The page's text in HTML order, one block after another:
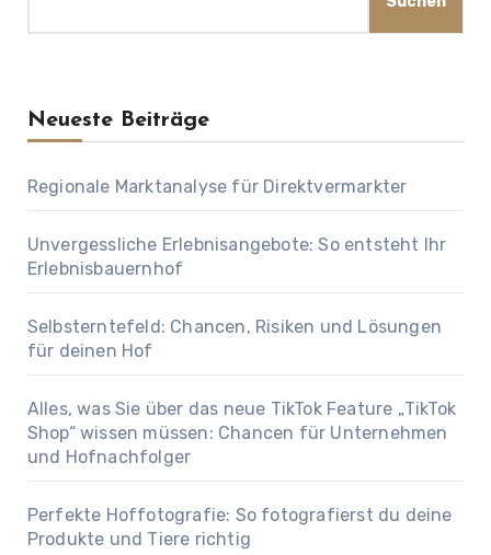
Neueste Beiträge
Regionale Marktanalyse für Direktvermarkter
Unvergessliche Erlebnisangebote: So entsteht Ihr
Erlebnisbauernhof
Selbsterntefeld: Chancen, Risiken und Lösungen
für deinen Hof
Alles, was Sie über das neue TikTok Feature „TikTok
Shop“ wissen müssen: Chancen für Unternehmen
und Hofnachfolger
Perfekte Hoffotografie: So fotografierst du deine
Produkte und Tiere richtig